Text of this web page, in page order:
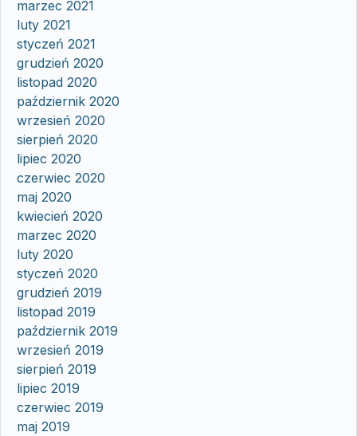
marzec 2021
luty 2021
styczeń 2021
grudzień 2020
listopad 2020
październik 2020
wrzesień 2020
sierpień 2020
lipiec 2020
czerwiec 2020
maj 2020
kwiecień 2020
marzec 2020
luty 2020
styczeń 2020
grudzień 2019
listopad 2019
październik 2019
wrzesień 2019
sierpień 2019
lipiec 2019
czerwiec 2019
maj 2019